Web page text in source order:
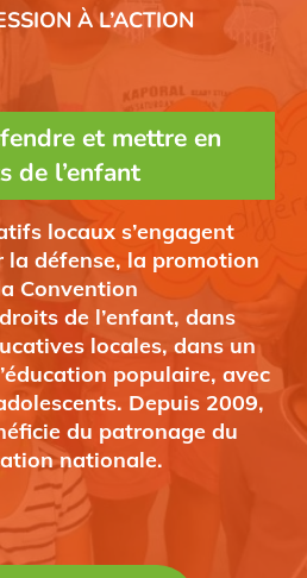
À L’ACTION
et mettre en
de l’enfant
locaux s’engagent
la défense, la promotion
Convention
de l’enfant, dans
locales, dans un
populaire, avec
Depuis 2009,
du patronage du
nationale.